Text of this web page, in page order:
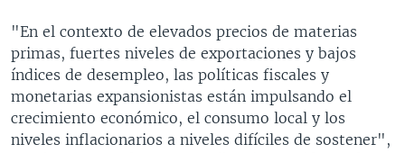
"En el contexto de elevados precios de materias
primas, fuertes niveles de exportaciones y bajos
índices de desempleo, las políticas fiscales y
monetarias expansionistas están impulsando el
crecimiento económico, el consumo local y los
niveles inflacionarios a niveles difíciles de sostener",